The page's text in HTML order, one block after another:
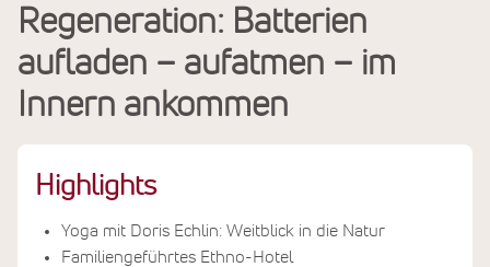
Leistungen
Termine & Preise
Regeneration: Batterien
aufladen – aufatmen – im
Innern ankommen
Highlights
Yoga mit Doris Echlin: Weitblick in die Natur
Familiengeführtes Ethno-Hotel